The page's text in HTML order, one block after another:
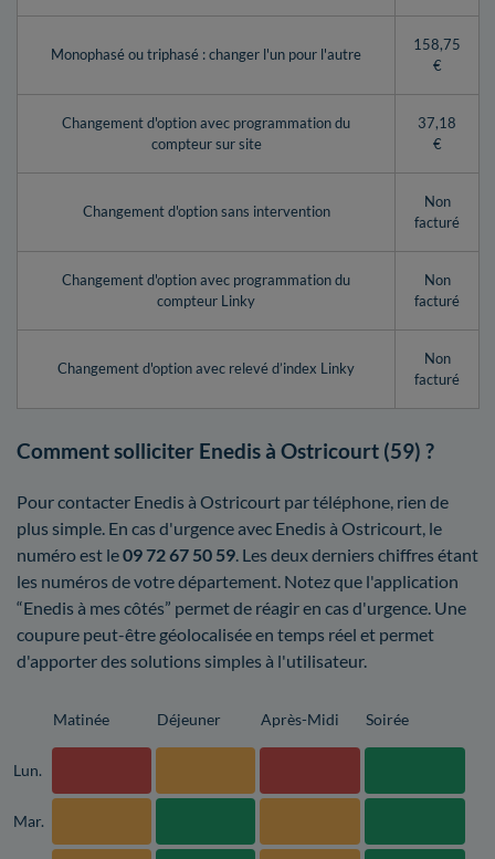
Monophasé ou triphasé : changer l'un pour l'autre
158,75
€
Changement d'option avec programmation du
compteur sur site
37,18
€
Changement d'option sans intervention
Non
facturé
Changement d'option avec programmation du
compteur Linky
Non
facturé
Changement d'option avec relevé d’index Linky
Non
facturé
Comment solliciter Enedis à Ostricourt (59) ?
Pour contacter Enedis à Ostricourt par téléphone, rien de
plus simple. En cas d'urgence avec Enedis à Ostricourt, le
numéro est le09 72 67 50 59 . Les deux derniers chiffres étant
les numéros de votre département. Notez que l'application
“Enedis à mes côtés” permet de réagir en cas d'urgence. Une
coupure peut-être géolocalisée en temps réel et permet
d'apporter des solutions simples à l'utilisateur.
Matinée Déjeuner Après-Midi Soirée
Lun.
Mar.